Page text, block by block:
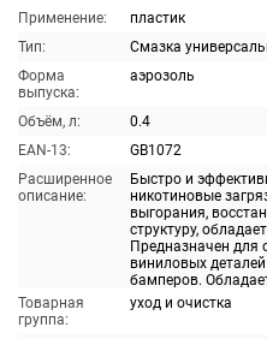
Применение:
пластик
Тип:
Смазка
Форма
выпуска:
аэрозоль
Объём, л:
0.4
EAN-13:
GB1072
Расширенное
описание:
Быстро и
никотиновые
выгорания,
структуру,
Предназначен для
виниловых
бамперов.
Товарная
группа:
уход и очистка